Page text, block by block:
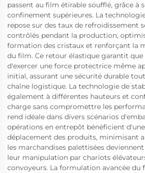
passent au film étirable soufflé, grâce à
confinement supérieures. La
repose sur des taux de refroidissement
contrôlés pendant la production,
formation des cristaux et renforçant la
du film. Ce retour élastique garantit
d'exercer une force protectrice même
initial, assurant une sécurité durable
chaîne logistique. La technologie de
également à différentes hauteurs et
charge sans compromettre les
rend idéale dans divers scénarios
opérations en entrepôt bénéficient
déplacement des produits, minimisant
les marchandises palettisées
leur manipulation par chariots
convoyeurs. La formulation avancée du